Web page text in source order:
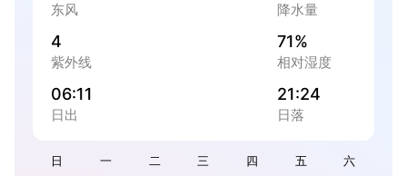
日 一 二 三 四 五 六
东风 降水量
4
紫外线
71%
相对湿度
06:11
日出
21:24
日落